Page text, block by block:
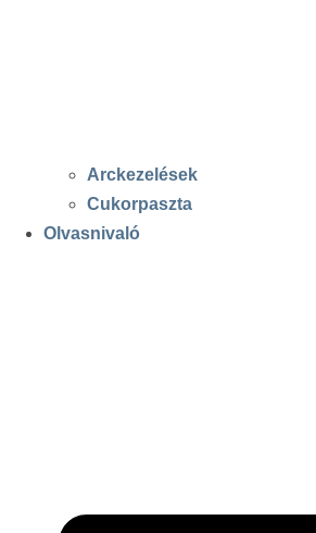
Arckezelések
Cukorpaszta
Olvasnivaló